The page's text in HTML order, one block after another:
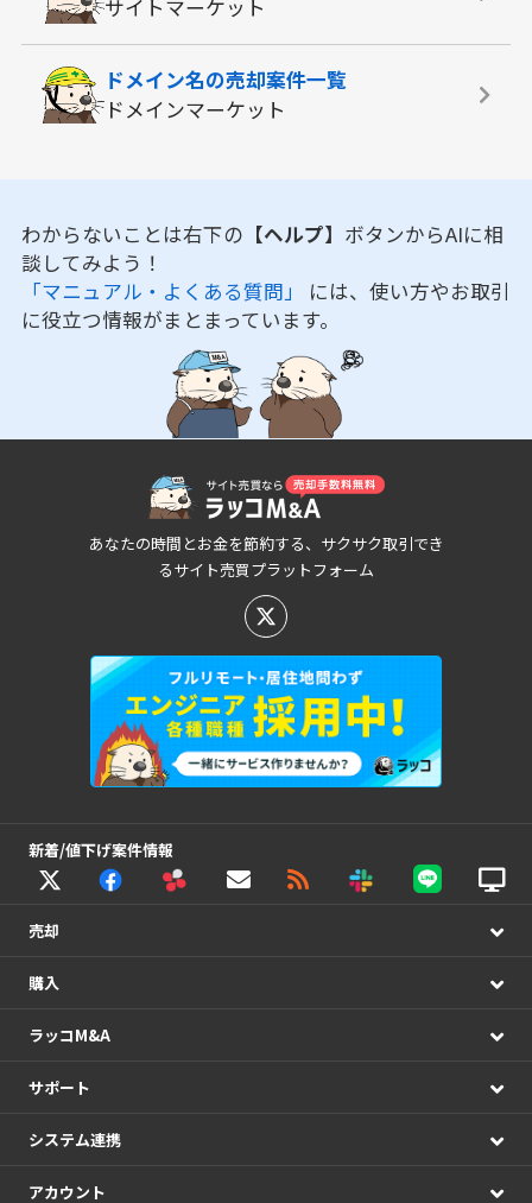
サイトマーケット
ドメイン名の売却案件一覧
ドメインマーケット
わからないことは右下の 【ヘルプ】 ボタンからAIに相
談してみよう！
「マニュアル・よくある質問」 には、使い方やお取引
に役立つ情報がまとまっています。
あなたの時間とお金を節約する、サクサク取引でき
るサイト売買プラットフォーム
新着/値下げ案件情報
売却
購入
ラッコM&A
サポート
システム連携
アカウント